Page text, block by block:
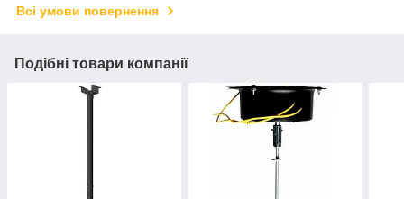
Всі умови повернення
Подібні товари компанії